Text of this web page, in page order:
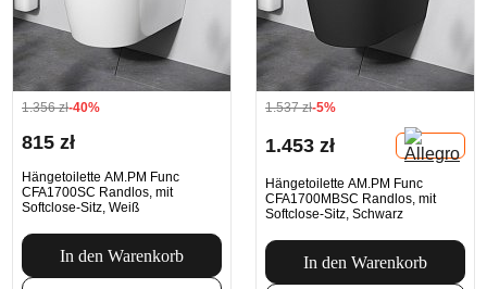
1.356 zł-40%
815 zł
Hängetoilette AM.PM Func
CFA1700SC Randlos, mit
Softclose-Sitz, Weiß
In den Warenkorb
1.537 zł-5%
1.453 zł
Hängetoilette AM.PM Func
CFA1700MBSC Randlos, mit
Softclose-Sitz, Schwarz
In den Warenkorb